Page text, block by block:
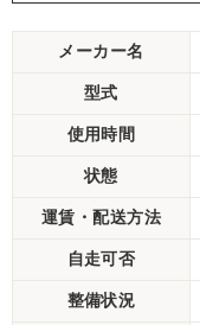
メーカー名
型式
使用時間
状態
運賃・配送方法
自走可否
整備状況